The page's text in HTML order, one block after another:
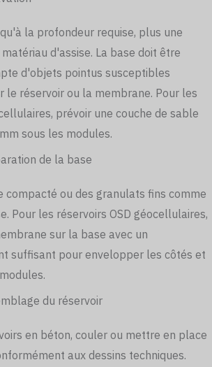
la profondeur requise, plus une
d'assise. La base doit être
d'objets pointus susceptibles
le réservoir ou la membrane. Pour les
prévoir une couche de sable
sous les modules.
de la base
compacté ou des granulats fins comme
Pour les réservoirs OSD géocellulaires,
sur la base avec un
suffisant pour envelopper les côtés et
du réservoir
en béton, couler ou mettre en place
aux dessins techniques.